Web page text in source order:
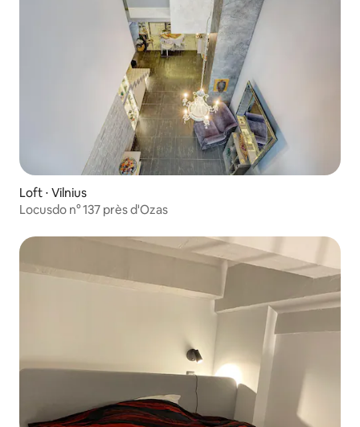
Loft ⋅ Vilnius
Locusdo n° 137 près d'Ozas